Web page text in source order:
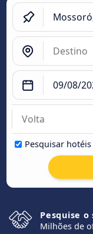
Pesquisar
Pesquise
Milhões de